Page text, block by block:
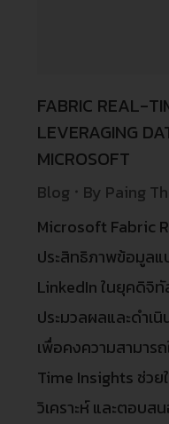
FABRIC REAL-
LEVERAGING
MICROSOFT
Blog By Paing
Microsoft Fabric
ประสิทธิภาพข้อมูลแ
LinkedIn ในยุคดิจิ
ประมวลผลและดำเ
เพื่อคงความสามาร
Time Insights ช่ว
วิเคราะห์ และตอบ